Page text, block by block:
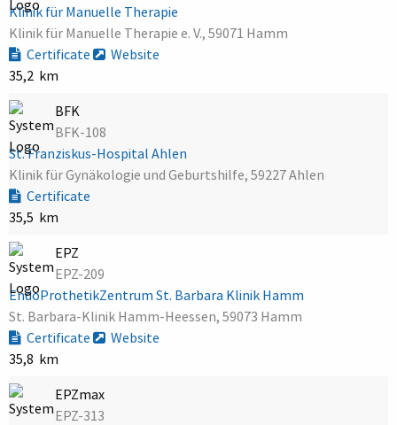
Klinik für Manuelle Therapie
Klinik für Manuelle Therapie e. V., 59071 Hamm
Certificate
Website
35,2 km
BFK
BFK-108
St. Franziskus-Hospital Ahlen
Klinik für Gynäkologie und Geburtshilfe, 59227 Ahlen
Certificate
35,5 km
EPZ
EPZ-209
EndoProthetikZentrum St. Barbara Klinik Hamm
St. Barbara-Klinik Hamm-Heessen, 59073 Hamm
Certificate
Website
35,8 km
EPZmax
EPZ-313